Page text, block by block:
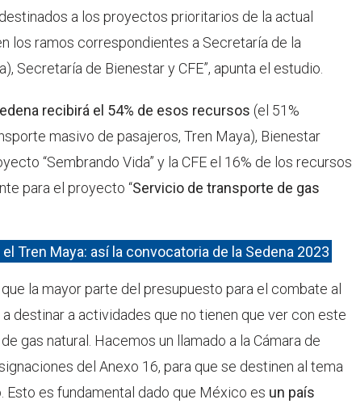
a los proyectos prioritarios de la actual
los ramos correspondientes a Secretaría de la
Secretaría de Bienestar y CFE”, apunta el estudio.
recibirá el 54% de esos recursos (el 51%
masivo de pasajeros, Tren Maya), Bienestar
“Sembrando Vida” y la CFE el 16% de los recursos
para el proyecto “Servicio de transporte de gas
Tren Maya: así la convocatoria de la Sedena 2023
la mayor parte del presupuesto para el combate al
destinar a actividades que no tienen que ver con este
gas natural. Hacemos un llamado a la Cámara de
del Anexo 16, para que se destinen al tema
Esto es fundamental dado que México es un país